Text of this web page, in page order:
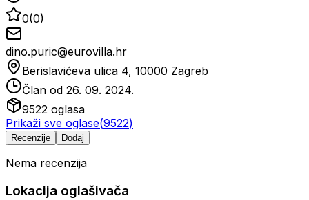
0(0)
dino.puric@eurovilla.hr
Berislavićeva ulica 4, 10000 Zagreb
Član od 26. 09. 2024.
9522 oglasa
Prikaži sve oglase(9522)
Recenzije Dodaj
Nema recenzija
Lokacija oglašivača